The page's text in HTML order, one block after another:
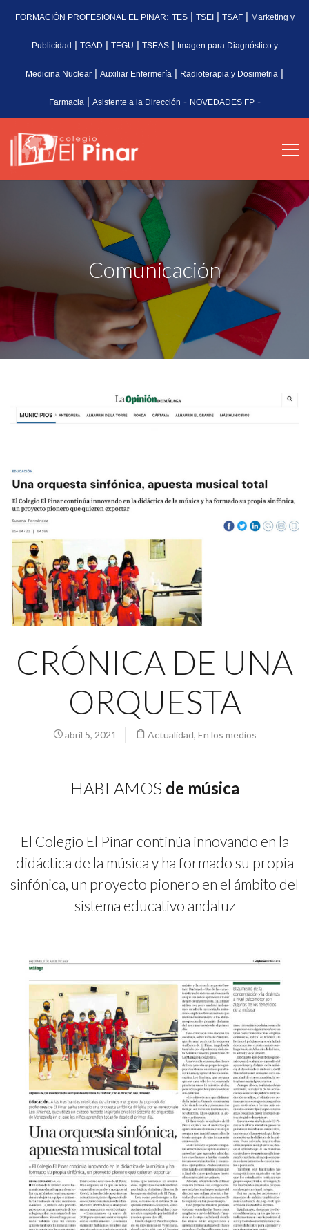
FORMACIÓN PROFESIONAL EL PINAR: TES| TSEI| TSAF| Marketing y
Publicidad | TGAD | TEGU | TSEAS| Imagen para Diagnóstico y
Medicina Nuclear | Auxiliar Enfermería | Radioterapia y Dosimetria |
Farmacia | Asistente a la Dirección - NOVEDADES FP-
Comunicación
CRÓNICA DE UNA
ORQUESTA
abril 5, 2021 Actualidad, En los medios
HABLAMOS de música
El Colegio El Pinar continúa innovando en la
didáctica de la música y ha formado su propia
sinfónica, un proyecto pionero en el ámbito del
sistema educativo andaluz